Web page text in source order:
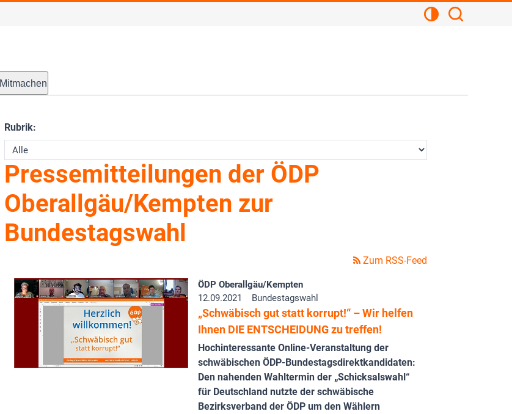
Kontrastansicht
Mitmachen
Rubrik:
Pressemitteilungen der ÖDP
Oberallgäu/Kempten zur
Bundestagswahl
Zum RSS-Feed
ÖDP Oberallgäu/Kempten
12.09.2021
Bundestagswahl
„Schwäbisch gut statt korrupt!“ – Wir helfen
Ihnen DIE ENTSCHEIDUNG zu treffen!
Hochinteressante Online-Veranstaltung der
schwäbischen ÖDP-Bundestagsdirektkandidaten:
Den nahenden Wahltermin der „Schicksalswahl“
für Deutschland nutzte der schwäbische
Bezirksverband der ÖDP um den Wählern